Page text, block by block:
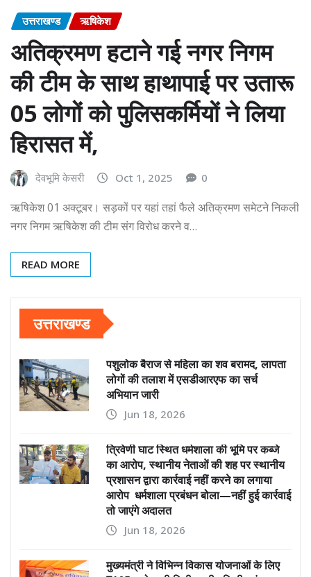
उत्तराखण्ड ऋषिकेश
अतिक्रमण हटाने गई नगर निगम
की टीम के साथ हाथापाई पर उतारू
05 लोगों को पुलिसकर्मियों ने लिया
हिरासत में,
देवभूमि केसरी Oct 1, 2025 0
ऋषिकेश 01 अक्टूबर। सड़कों पर यहां तहां फैले अतिक्रमण समेटने निकली
नगर निगम ऋषिकेश की टीम संग विरोध करने व…
READ MORE
उत्तराखण्ड
पशुलोक बैराज से महिला का शव बरामद, लापता
लोगों की तलाश में एसडीआरएफ का सर्च
अभियान जारी
Jun 18, 2026
त्रिवेणी घाट स्थित धर्मशाला की भूमि पर कब्जे
का आरोप, स्थानीय नेताओं की शह पर स्थानीय
प्रशासन द्वारा कार्रवाई नहीं करने का लगाया
आरोप धर्मशाला प्रबंधन बोला—नहीं हुई कार्रवाई
तो जाएंगे अदालत
Jun 18, 2026
मुख्यमंत्री ने विभिन्न विकास योजनाओं के लिए